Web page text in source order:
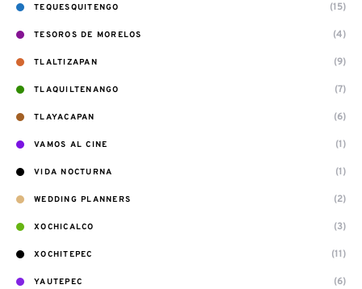
TEQUESQUITENGO (15)
TESOROS DE MORELOS (4)
TLALTIZAPAN (9)
TLAQUILTENANGO (7)
TLAYACAPAN (6)
VAMOS AL CINE (1)
VIDA NOCTURNA (1)
WEDDING PLANNERS (2)
XOCHICALCO (3)
XOCHITEPEC (11)
YAUTEPEC (6)